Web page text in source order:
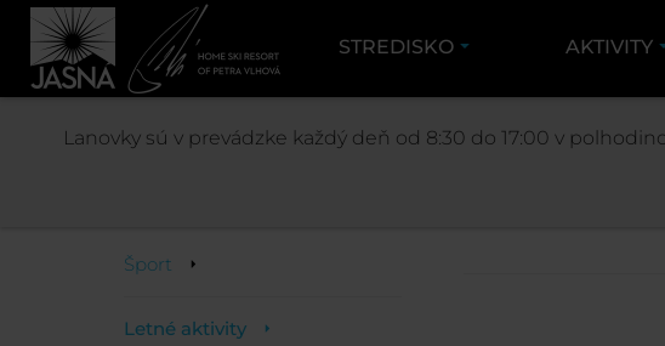
STREDISKO AKTIVITY
AKTIVITY
Šport
Letné aktivity
Lanovky sú v prevádzke každý deň od 8:30 do 17:00 v